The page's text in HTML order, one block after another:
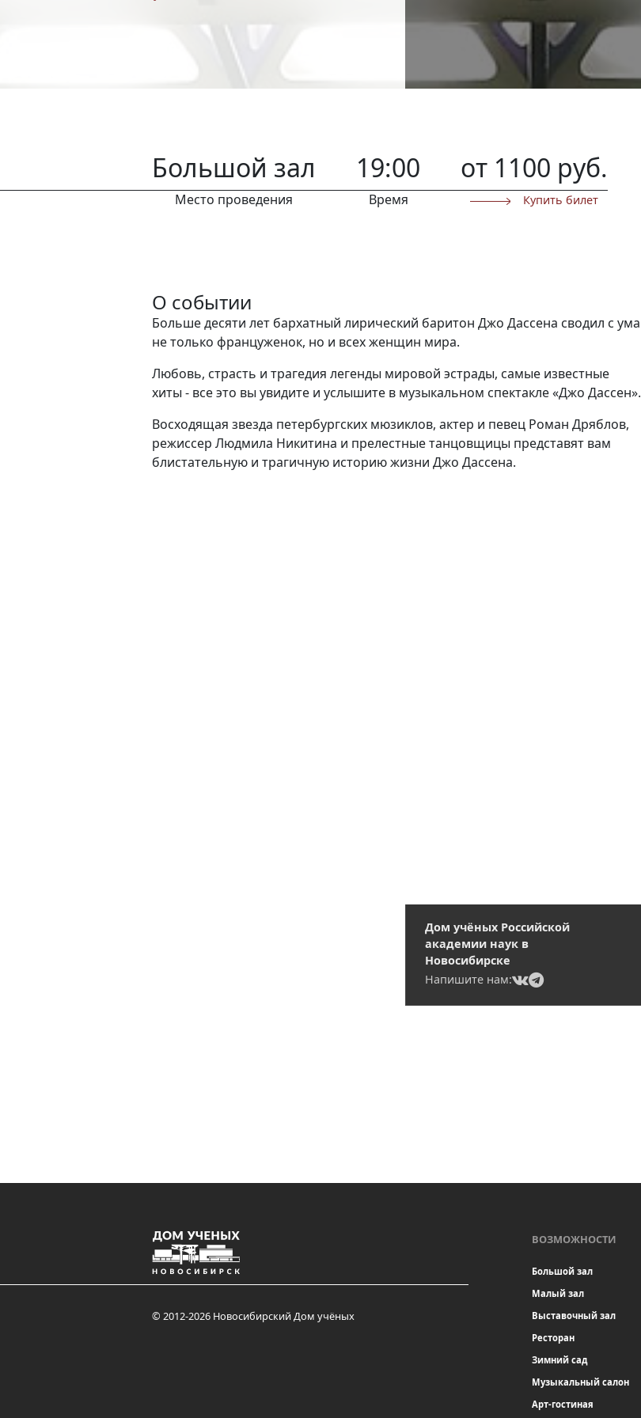
Большой зал
Место проведения
19:00
Время
от 1100 руб.
Купить билет
О событии
Больше десяти лет бархатный лирический баритон Джо Дассена сводил с ума
не только француженок, но и всех женщин мира.
Любовь, страсть и трагедия легенды мировой эстрады, самые известные
хиты - все это вы увидите и услышите в музыкальном спектакле «Джо Дассен».
Восходящая звезда петербургских мюзиклов, актер и певец Роман Дряблов,
режиссер Людмила Никитина и прелестные танцовщицы представят вам
блистательную и трагичную историю жизни Джо Дассена.
Дом учёных Российской
академии наук в
Новосибирске
Напишите нам:
(current)
(current)
© 2012-2026 Новосибирский Дом учёных
ВОЗМОЖНОСТИ
Большой зал
Малый зал
Выставочный зал
Ресторан
Зимний сад
Музыкальный салон
Арт-гостиная